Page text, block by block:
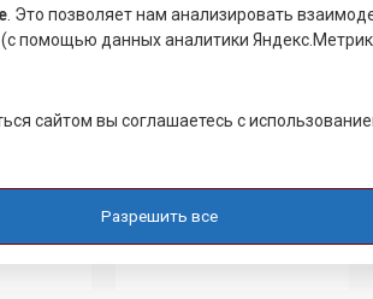
. Это позволяет нам анализировать
(с помощью данных аналитики
сайтом вы соглашаетесь с
Разрешить все